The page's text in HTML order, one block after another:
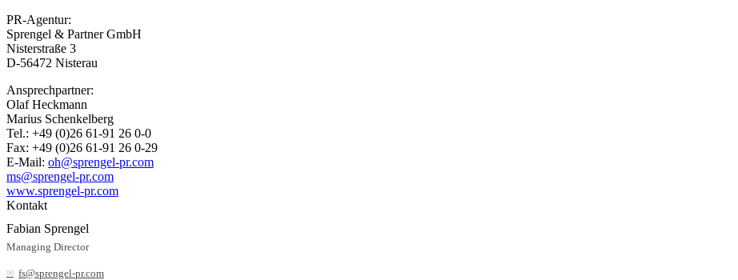
PR-Agentur:
Sprengel & Partner GmbH
Nisterstraße 3
D-56472 Nisterau
Ansprechpartner:
Olaf Heckmann
Marius Schenkelberg
Tel.: +49 (0)26 61-91 26 0-0
Fax: +49 (0)26 61-91 26 0-29
E-Mail: oh@sprengel-pr.com
ms@sprengel-pr.com
www.sprengel-pr.com
Kontakt
Fabian Sprengel
Managing Director
fs@sprengel-pr.com